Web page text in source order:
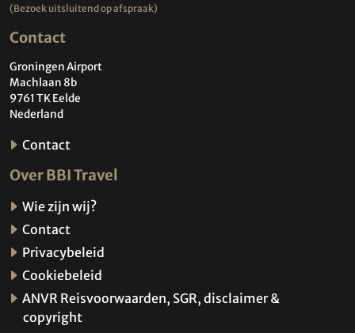
(Bezoek uitsluitend op afspraak)
Contact
Groningen Airport
Machlaan 8b
9761 TK Eelde
Nederland
Contact
Over BBI Travel
Wie zijn wij?
Contact
Privacybeleid
Cookiebeleid
ANVR Reisvoorwaarden, SGR, disclaimer &
copyright